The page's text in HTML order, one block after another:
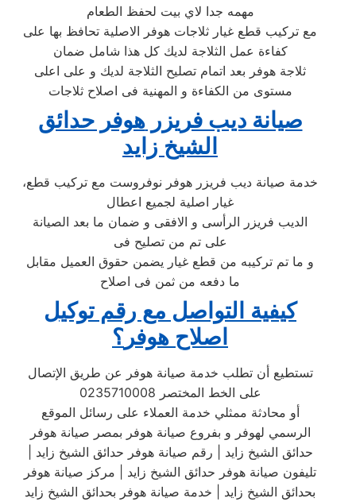
مهمه جدا لاي بيت لحفظ الطعام
مع تركيب قطع غيار ثلاجات هوفر الاصلية تحافظ بها على
كفاءة عمل الثلاجة لديك كل هذا شامل ضمان
ثلاجة هوفر بعد اتمام تصليح الثلاجة لديك و على اعلى
مستوى من الكفاءة و المهنية فى اصلاح ثلاجات
صيانة ديب فريزرهوفر حدائق
الشيخ زايد
،خدمة صيانة ديب فريزر هوفر نوفروست مع تركيب قطع
غيار اصلية لجميع اعطال
الديب فريزر الرأسى و الافقى و ضمان ما بعد الصيانة
على تم من تصليح فى
و ما تم تركيبه من قطع غيار يضمن حقوق العميل مقابل
ما دفعه من ثمن فى اصلاح
كيفية التواصل مع رقم توكيل
اصلاح هوفر ؟
تستطيع أن تطلب خدمة صيانة هوفر عن طريق الإتصال
على الخط المختصر 0235710008
أو محادثة ممثلي خدمة العملاء على رسائل الموقع
الرسمي لهوفر و بفروع صيانة هوفر بمصر صيانة هوفر
حدائق الشيخ زايد | رقم صيانة هوفر حدائق الشيخ زايد |
تليفون صيانة هوفر حدائق الشيخ زايد | مركز صيانة هوفر
بحدائق الشيخ زايد | خدمة صيانة هوفر بحدائق الشيخ زايد